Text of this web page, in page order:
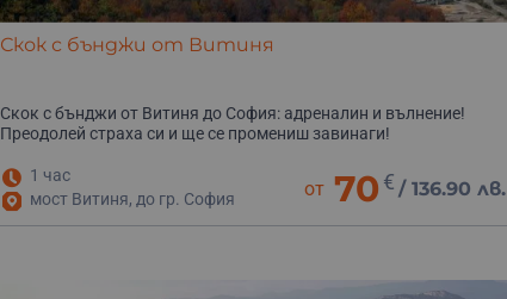
Скок с бънджи от Витиня
Скок с бънджи от Витиня до София: адреналин и вълнение!
Преодолей страха си и ще се промениш завинаги!
1 час
мост Витиня, до гр. София
от 70 € /136.90 лв.